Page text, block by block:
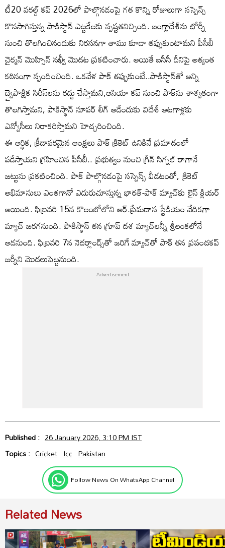
టీ20 వరల్డ్ కప్ 2026లో పాల్గొనడంపై గత కొన్ని రోజులుగా సస్పెన్స్
కొనసాగిస్తున్న పాకిస్థాన్ ఎట్టకేలకు స్పష్టతనిచ్చింది. బంగ్లాదేశ్‌ను టోర్నీ
నుంచి తొలగించినందుకు నిరసనగా తాము కూడా తప్పుకుంటామని పీసీబీ
చైర్మన్ మొహ్సిన్ నఖ్వీ మొదట ప్రకటించారు. అయితే ఐసీసీ దీనిపై అత్యంత
కఠినంగా స్పందించింది. ఒకవేళ పాక్ తప్పుకుంటే..పాకిస్థాన్‌తో అన్ని
ద్వైపాక్షిక సిరీస్‌లను రద్దు చేస్తామని,ఆసియా కప్ నుంచి పాక్‌ను శాశ్వతంగా
తొలగిస్తామని, పాకిస్థాన్ సూపర్ లీగ్ ఆడేందుకు విదేశీ ఆటగాళ్లకు
ఎన్వోసీలు నిరాకరిస్తామని హెచ్చరించింది.
ఈ ఆర్థిక, క్రీడాపరమైన ఆంక్షలు పాక్ క్రికెట్ ఉనికినే ప్రమాదంలో
పడేస్తాయని గ్రహించిన పీసీబీ.. ప్రభుత్వం నుంచి గ్రీన్ సిగ్నల్ రాగానే
జట్టును ప్రకటించింది. పాక్ పాల్గొనడంపై సస్పెన్స్ వీడటంతో, క్రికెట్
అభిమానులు ఎంతగానో ఎదురుచూస్తున్న భారత్-పాక్ మ్యాచ్‌కు లైన్ క్లియర్
అయింది. ఫిబ్రవరి 15న కొలంబోలోని ఆర్.ప్రేమదాస స్టేడియం వేదికగా
మ్యాచ్ జరగనుంది. పాకిస్థాన్ తన గ్రూప్ దశ మ్యాచ్‌లన్నీ శ్రీలంకలోనే
ఆడనుంది. ఫిబ్రవరి 7న నెదర్లాండ్స్‌తో జరిగే మ్యాచ్‌తో పాక్ తన ప్రపంచకప్
జర్నీని మొదలుపెట్టనుంది.
Published : 26 January 2026, 3:10 PM IST
Topics : Cricket Icc Pakistan
Follow News On WhatsApp Channel
Related News